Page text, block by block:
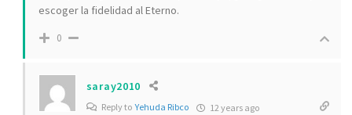
escoger la fidelidad al Eterno.
0
saray2010
Reply toYehuda Ribco 12 years ago